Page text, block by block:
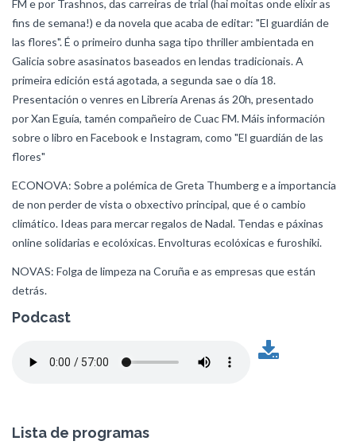
FM e por Trashnos, das carreiras de trial (hai moitas onde elixir as
fins de semana!) e da novela que acaba de editar: "El guardián de
las flores". É o primeiro dunha saga tipo thriller ambientada en
Galicia sobre asasinatos baseados en lendas tradicionais. A
primeira edición está agotada, a segunda sae o día 18.
Presentación o venres en Librería Arenas ás 20h, presentado
por Xan Eguía, tamén compañeiro de Cuac FM. Máis información
sobre o libro en Facebook e Instagram, como "El guardián de las
flores"
ECONOVA: Sobre a polémica de Greta Thumberg e a importancia
de non perder de vista o obxectivo principal, que é o cambio
climático. Ideas para mercar regalos de Nadal. Tendas e páxinas
online solidarias e ecolóxicas. Envolturas ecolóxicas e furoshiki.
NOVAS: Folga de limpeza na Coruña e as empresas que están
detrás.
Podcast
Lista de programas